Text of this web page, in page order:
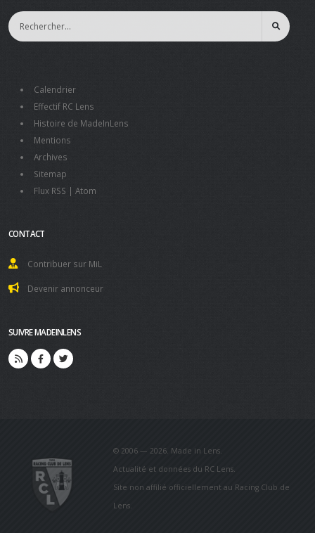
Calendrier
Effectif RC Lens
Histoire de MadeInLens
Mentions
Archives
Sitemap
Flux RSS | Atom
CONTACT
Contribuer sur MiL
Devenir annonceur
SUIVRE MADEINLENS
© 2006 — 2026. Made in Lens.
Actualité et données du RC Lens.
Site non affilié officiellement au Racing Club de
Lens.